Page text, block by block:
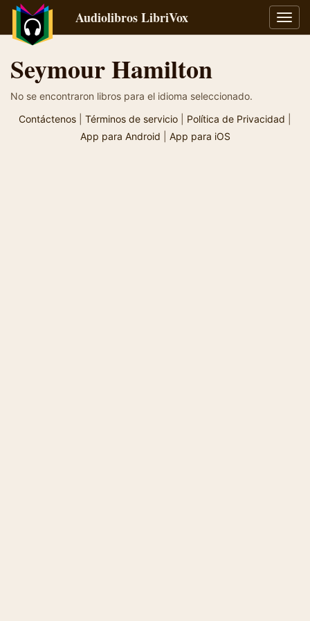
Audiolibros LibriVox
Seymour Hamilton
No se encontraron libros para el idioma seleccionado.
Contáctenos
Términos de servicio Política de Privacidad
App para Android
App para iOS